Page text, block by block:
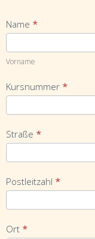
Name *
Vorname
Kursnummer *
Straße *
Postleitzahl *
Ort *